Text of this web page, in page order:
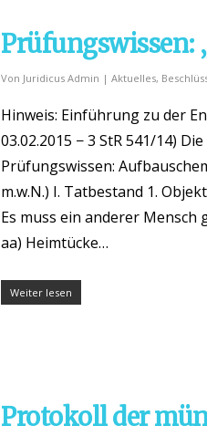
Prüfungswissen:
Von Juridicus Admin | Aktuelles,
Hinweis: Einführung zu der
03.02.2015 − 3 StR 541/14)
Prüfungswissen:
m.w.N.) I. Tatbestand 1.
Es muss ein anderer Mensch
aa) Heimtücke…
Weiter lesen
Protokoll der